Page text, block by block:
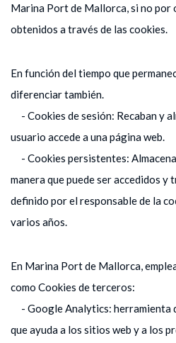
Marina Port de Mallorca, si no
obtenidos a través de las cookies.
En función del tiempo que
diferenciar también.
- Cookies de sesión: Recaban y
usuario accede a una página web.
- Cookies persistentes:
manera que puede ser accedidos
definido por el responsable de la
varios años.
En Marina Port de Mallorca,
como Cookies de terceros:
- Google Analytics: herramienta
que ayuda a los sitios web y a los